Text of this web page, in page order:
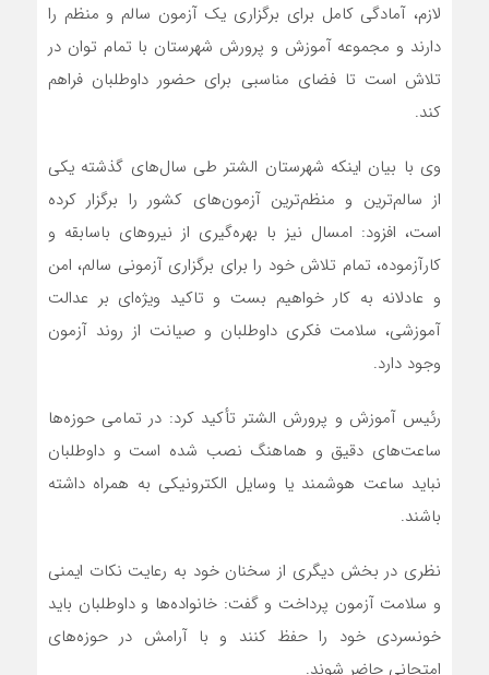
لازم، آمادگی کامل برای برگزاری یک آزمون سالم و منظم را
دارند و مجموعه آموزش و پرورش شهرستان با تمام توان در
تلاش است تا فضای مناسبی برای حضور داوطلبان فراهم
کند.
وی با بیان اینکه شهرستان الشتر طی سال‌های گذشته یکی
از سالم‌ترین و منظم‌ترین آزمون‌های کشور را برگزار کرده
است، افزود: امسال نیز با بهره‌گیری از نیروهای باسابقه و
کارآزموده، تمام تلاش خود را برای برگزاری آزمونی سالم، امن
و عادلانه به کار خواهیم بست و تاکید ویژه‌ای بر عدالت
آموزشی، سلامت فکری داوطلبان و صیانت از روند آزمون
وجود دارد.
رئیس آموزش و پرورش الشتر تأکید کرد: در تمامی حوزه‌ها
ساعت‌های دقیق و هماهنگ نصب شده است و داوطلبان
نباید ساعت هوشمند یا وسایل الکترونیکی به همراه داشته
باشند.
نظری در بخش دیگری از سخنان خود به رعایت نکات ایمنی
و سلامت آزمون پرداخت و گفت: خانواده‌ها و داوطلبان باید
خونسردی خود را حفظ کنند و با آرامش در حوزه‌های
امتحانی حاضر شوند.